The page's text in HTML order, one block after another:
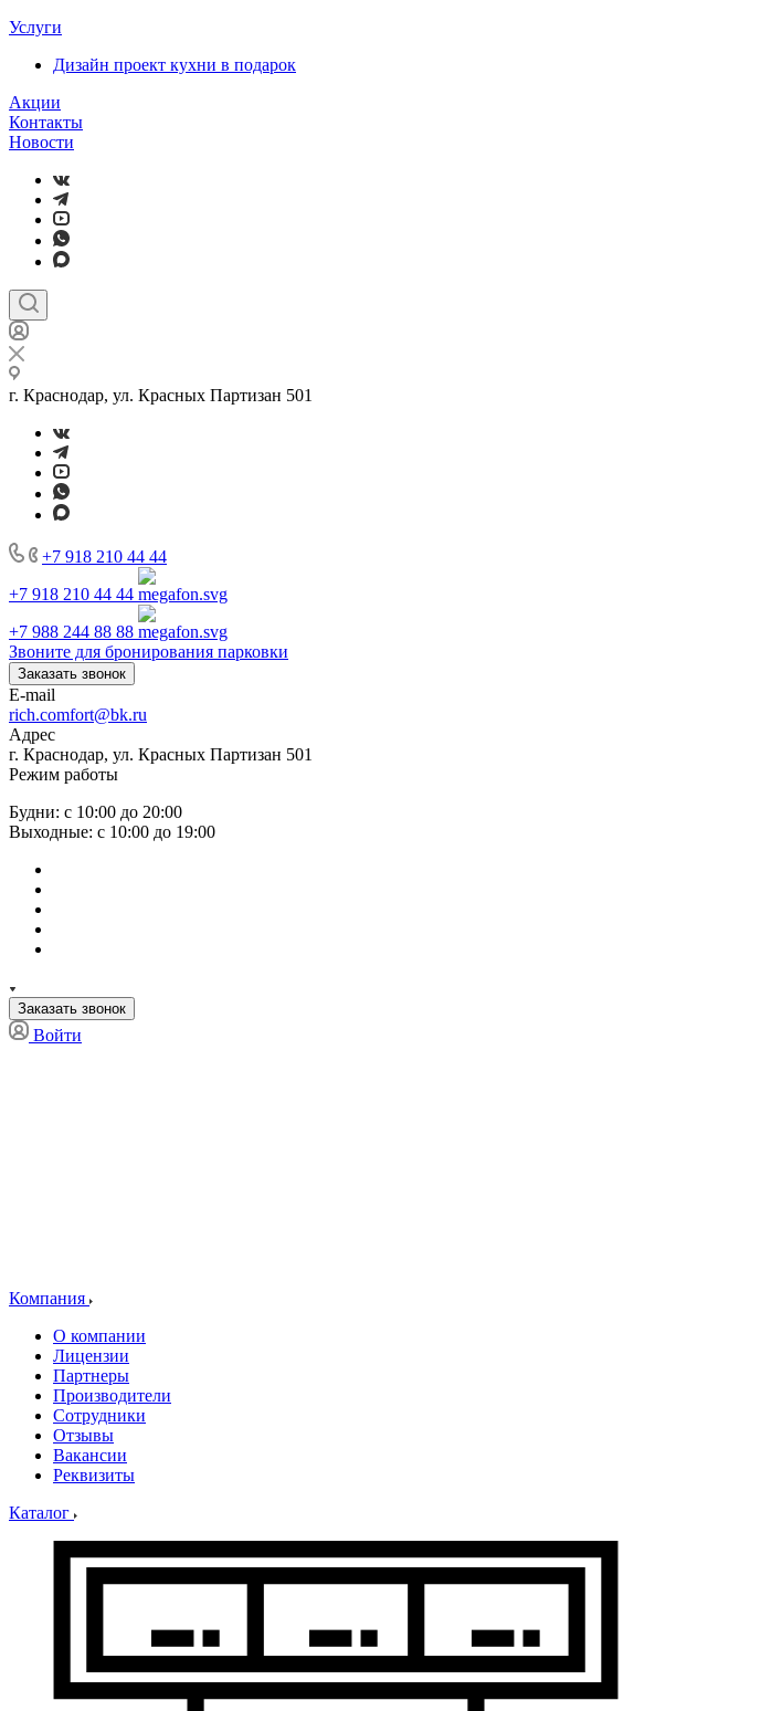
Услуги
Дизайн проект кухни в подарок
Акции
Контакты
Новости
г. Краснодар, ул. Красных Партизан 501
+7 918 210 44 44
+7 918 210 44 44
+7 988 244 88 88
Звоните для бронирования парковки
Заказать звонок
E-mail
rich.comfort@bk.ru
Адрес
г. Краснодар, ул. Красных Партизан 501
Режим работы
Будни: с 10:00 до 20:00
Выходные: с 10:00 до 19:00
Заказать звонок
Войти
Компания
О компании
Лицензии
Партнеры
Производители
Сотрудники
Отзывы
Вакансии
Реквизиты
Каталог